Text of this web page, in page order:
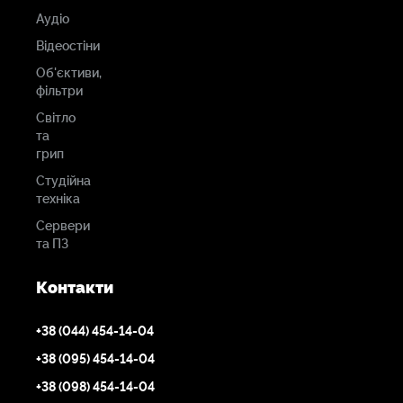
Аудіо
Відеостіни
Об'єктиви,
фільтри
Світло
та
грип
Студійна
техніка
Сервери
та ПЗ
Контакти
+38 (044) 454-14-04
+38 (095) 454-14-04
+38 (098) 454-14-04